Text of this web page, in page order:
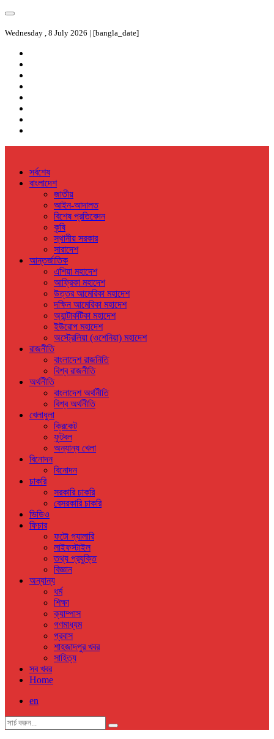
Wednesday , 8 July 2026 | [bangla_date]
সর্বশেষ
বাংলাদেশ
জাতীয়
আইন-আদালত
বিশেষ প্রতিবেদন
কৃষি
স্থানীয় সরকার
সারাদেশ
আন্তর্জাতিক
এশিয়া মহাদেশ
আফ্রিকা মহাদেশ
উত্তর আমেরিকা মহাদেশ
দক্ষিন আমেরিকা মহাদেশ
অ্যান্টার্কটিকা মহাদেশ
ইউরোপ মহাদেশ
অস্ট্রেলিয়া (ওশেনিয়া) মহাদেশ
রাজনীতি
বাংলাদেশ রাজনিতি
বিশ্ব রাজনীতি
অর্থনীতি
বাংলাদেশ অর্থনীতি
বিশ্ব অর্থনীতি
খেলাধুলা
ক্রিকেট
ফুটবল
অন্যান্য খেলা
বিনোদন
বিনোদন
চাকরি
সরকারি চাকরি
বেসরকারি চাকরি
ভিডিও
ফিচার
ফটো গ্যালারি
লাইফস্টাইল
তথ্য প্রযুক্তি
বিজ্ঞান
অন্যান্য
ধর্ম
শিক্ষা
ক্যাম্পাস
গণমাধ্যম
প্রবাস
শাহজাদপুর খবর
সাহিত্য
সব খবর
Home
en